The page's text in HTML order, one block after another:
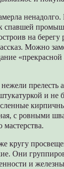
ненадолго.
спавшей
на берегу
Можно
нежели
и не
с ровными
кругу
Они
и